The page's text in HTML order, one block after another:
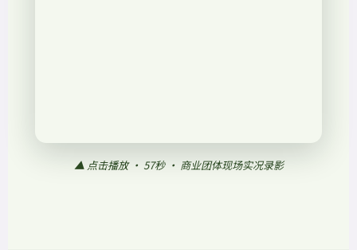
▲ 点击播放 · 57秒 · 商业团体现场实况录影